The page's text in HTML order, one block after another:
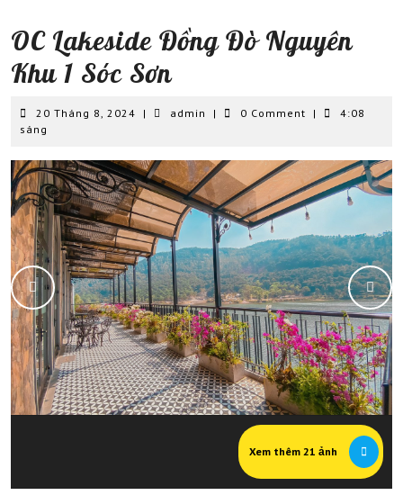
OC Lakeside Đồng Đò Nguyên
Khu 1 Sóc Sơn
20 Tháng 8, 2024 20
2024
| admin admin
| 0 Comment |
4:08
sáng
Previous Next
Xem thêm 21 ảnh